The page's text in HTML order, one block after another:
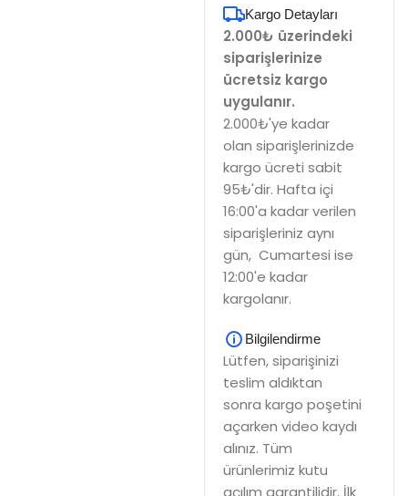
Kargo Detayları
2.000₺ üzerindeki
siparişlerinize
ücretsiz kargo
uygulanır.
2.000₺'ye kadar
olan siparişlerinizde
kargo ücreti sabit
95₺'dir. Hafta içi
16:00'a kadar verilen
siparişleriniz aynı
gün, Cumartesi ise
12:00'e kadar
kargolanır.
Bilgilendirme
Lütfen, siparişinizi
teslim aldıktan
sonra kargo poşetini
açarken video kaydı
alınız. Tüm
ürünlerimiz kutu
açılım garantilidir. İlk